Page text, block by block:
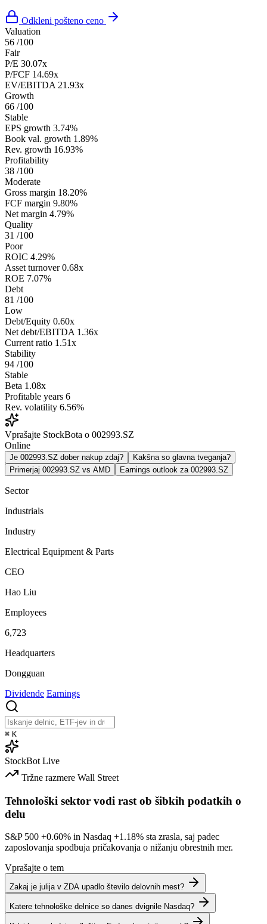
Odkleni pošteno ceno
Valuation
56 /100
Fair
P/E 30.07x
P/FCF 14.69x
EV/EBITDA 21.93x
Growth
66 /100
Stable
EPS growth 3.74%
Book val. growth 1.89%
Rev. growth 16.93%
Profitability
38 /100
Moderate
Gross margin 18.20%
FCF margin 9.80%
Net margin 4.79%
Quality
31 /100
Poor
ROIC 4.29%
Asset turnover 0.68x
ROE 7.07%
Debt
81 /100
Low
Debt/Equity 0.60x
Net debt/EBITDA 1.36x
Current ratio 1.51x
Stability
94 /100
Stable
Beta 1.08x
Profitable years 6
Rev. volatility 6.56%
Vprašajte StockBota o 002993.SZ
Online
Je 002993.SZ dober nakup zdaj?
Kakšna so glavna tveganja?
Primerjaj 002993.SZ vs AMD
Earnings outlook za 002993.SZ
Sector
Industrials
Industry
Electrical Equipment & Parts
CEO
Hao Liu
Employees
6,723
Headquarters
Dongguan
Dividende Earnings
⌘ K
StockBot Live
Tržne razmere Wall Street
Tehnološki sektor vodi rast ob šibkih podatkih o
delu
S&P 500 +0.60% in Nasdaq +1.18% sta zrasla, saj padec
zaposlovanja spodbuja pričakovanja o nižanju obrestnih mer.
Vprašajte o tem
Zakaj je julija v ZDA upadlo število delovnih mest?
Katere tehnološke delnice so danes dvignile Nasdaq?